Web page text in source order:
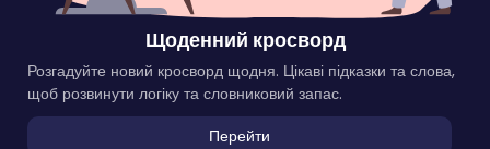
Щоденний кросворд
Розгадуйте новий кросворд щодня. Цікаві підказки та слова,
щоб розвинути логіку та словниковий запас.
Перейти